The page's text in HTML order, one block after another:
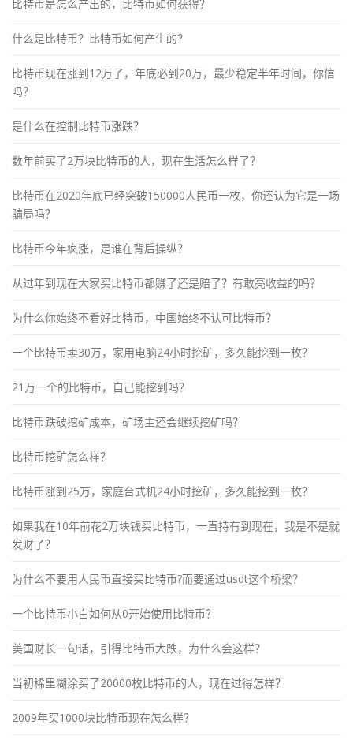
比特币是怎么产出的，比特币如何获得？
什么是比特币？比特币如何产生的？
比特币现在涨到12万了，年底必到20万，最少稳定半年时间，你信
吗？
是什么在控制比特币涨跌？
数年前买了2万块比特币的人，现在生活怎么样了？
比特币在2020年底已经突破150000人民币一枚，你还认为它是一场
骗局吗？
比特币今年疯涨，是谁在背后操纵？
从过年到现在大家买比特币都赚了还是赔了？有敢亮收益的吗？
为什么你始终不看好比特币，中国始终不认可比特币？
一个比特币卖30万，家用电脑24小时挖矿，多久能挖到一枚？
21万一个的比特币，自己能挖到吗？
比特币跌破挖矿成本，矿场主还会继续挖矿吗？
比特币挖矿怎么样？
比特币涨到25万，家庭台式机24小时挖矿，多久能挖到一枚？
如果我在10年前花2万块钱买比特币，一直持有到现在，我是不是就
发财了？
为什么不要用人民币直接买比特币?而要通过usdt这个桥梁？
一个比特币小白如何从0开始使用比特币？
美国财长一句话，引得比特币大跌，为什么会这样？
当初稀里糊涂买了20000枚比特币的人，现在过得怎样？
2009年买1000块比特币现在怎么样？